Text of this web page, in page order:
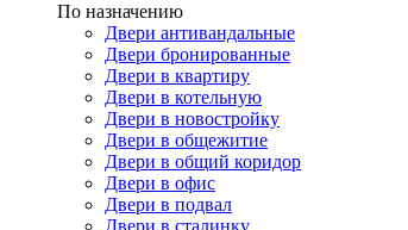
По назначению
Двери антивандальные
Двери бронированные
Двери в квартиру
Двери в котельную
Двери в новостройку
Двери в общежитие
Двери в общий коридор
Двери в офис
Двери в подвал
Двери в сталинку